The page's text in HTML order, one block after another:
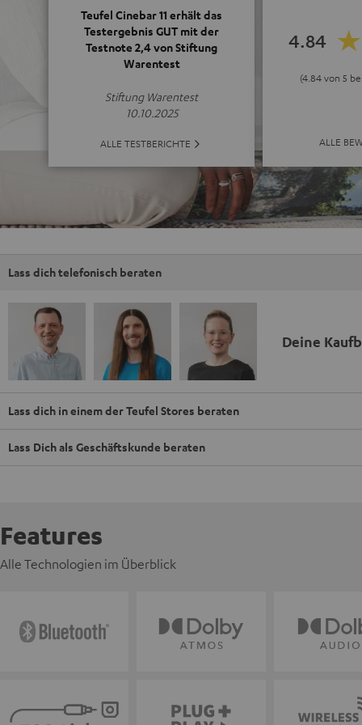
Teufel Cinebar 11 erhält das
Testergebnis GUT mit der
Testnote 2,4 von Stiftung
Warentest
Stiftung Warentest
10.10.2025
ALLE TESTBERICHTE
4.84
(4.84 von 5
ALLE
Lass dich telefonisch beraten
Deine
Lass dich in einem der Teufel Stores beraten
Lass Dich als Geschäftskunde beraten
Features
Alle Technologien im Überblick